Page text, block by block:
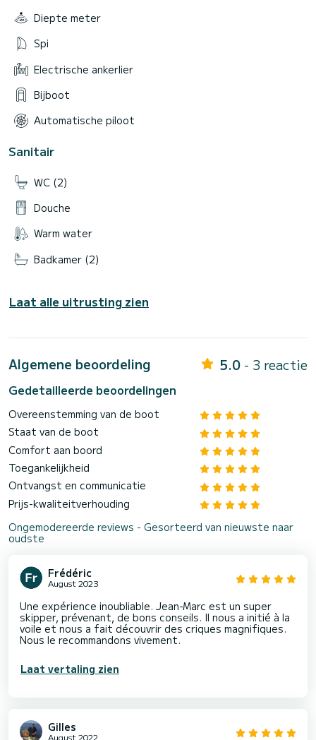
Diepte meter
Spi
Electrische ankerlier
Bijboot
Automatische piloot
Sanitair
WC (2)
Douche
Warm water
Badkamer (2)
Laat alle uitrusting zien
Algemene beoordeling 5.0 - 3 reactie
Gedetailleerde beoordelingen
Overeenstemming van de boot
Staat van de boot
Comfort aan boord
Toegankelijkheid
Ontvangst en communicatie
Prijs-kwaliteitverhouding
Ongemodereerde reviews - Gesorteerd van nieuwste naar
oudste
Frédéric
August 2023
Une expérience inoubliable. Jean-Marc est un super
skipper, prévenant, de bons conseils. Il nous a initié à la
voile et nous a fait découvrir des criques magnifiques.
Nous le recommandons vivement.
Laat vertaling zien
Gilles
August 2022